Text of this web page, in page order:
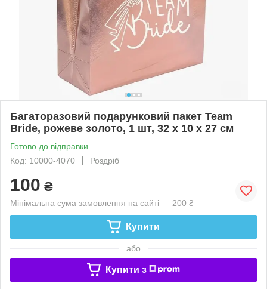
Багаторазовий подарунковий пакет Team
Bride, рожеве золото, 1 шт, 32 х 10 х 27 см
Готово до відправки
Код: 10000-4070
Роздріб
100 ₴
Мінімальна сума замовлення на сайті — 200 ₴
Купити
або
Купити з